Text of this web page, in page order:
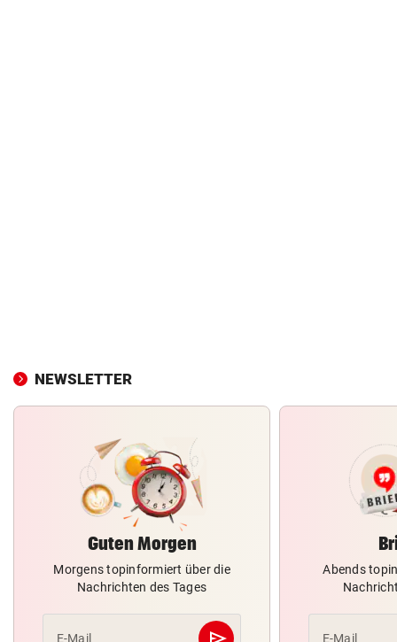
NEWSLETTER
Guten Morgen
Morgens topinformiert über die
Nachrichten des Tages
E-Mail
Abends
E-Mail